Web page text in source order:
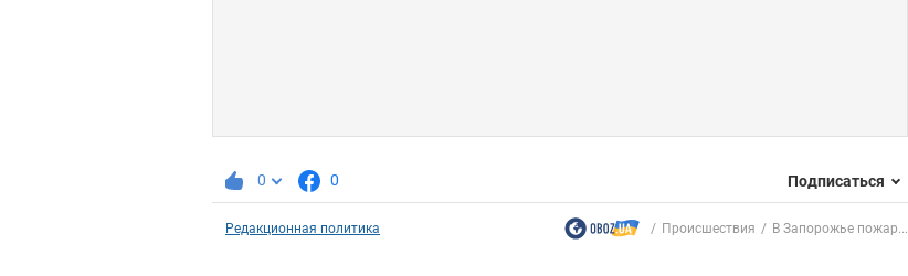
0 0 Подписаться
Редакционная политика Происшествия В Запорожье пожар...